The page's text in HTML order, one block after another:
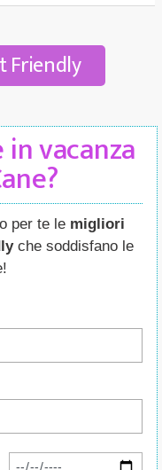
Friendly
vacanza
per te le migliori
che soddisfano le